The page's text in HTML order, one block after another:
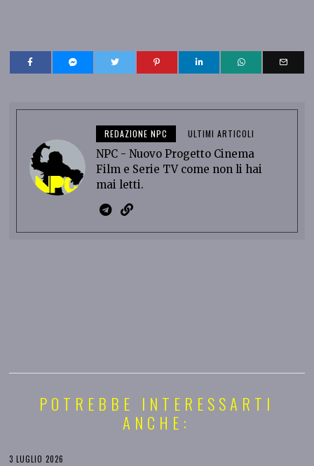
REDAZIONE NPC ULTIMI ARTICOLI
NPC - Nuovo Progetto Cinema
Film e Serie TV come non li hai
mai letti.
POTREBBE INTERESSARTI
ANCHE:
3 LUGLIO 2026